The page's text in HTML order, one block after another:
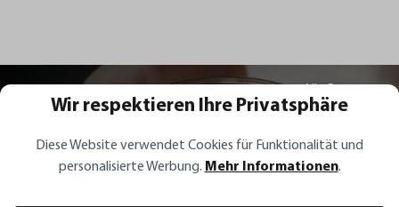
Wir respektieren Ihre Privatsphäre
Diese Website verwendet Cookies für Funktionalität und
personalisierte Werbung. Mehr Informationen.